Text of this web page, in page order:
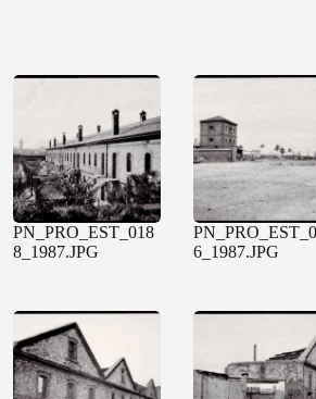
PN_PRO_EST_018
8_1987.JPG
6_1987.JPG